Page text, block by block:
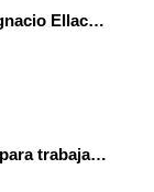
Presentación IES CIFPD Ignacio Ellacuría
Instala MakeCode Arcade para trabajar offline en tu tablet, ordenador, Chromebook